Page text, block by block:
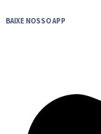
BAIXE NOSSO APP